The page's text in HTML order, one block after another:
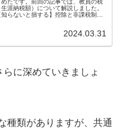
涯納税額）について解説しました。
らないと損する】控除と非課税制度
2024.03.31
らに深めていきましょ
種類がありますが、共通